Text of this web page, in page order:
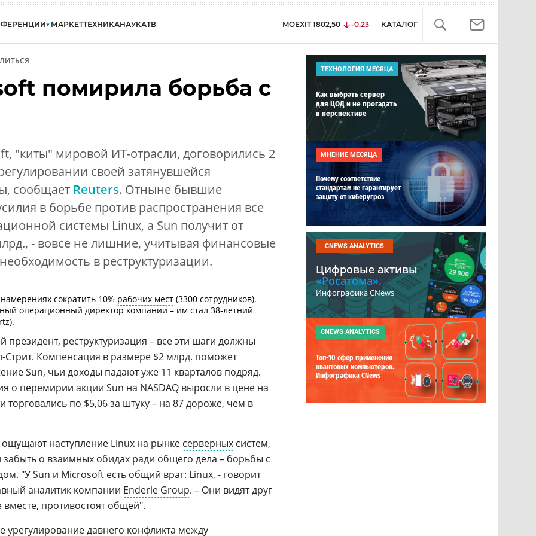
МАРКЕТТЕХНИКАНАУКАТВ MOEXIT 1802,50 -0,23 КАТАЛОГ
помирила борьба с
"киты" мировой ИТ-отрасли, договорились 2
своей затянувшейся
сообщает Reuters. Отныне бывшие
в борьбе против распространения все
системы Linux, а Sun получит от
- вовсе не лишние, учитывая финансовые
в реструктуризации.
сократить 10% рабочих мест (3300 сотрудников).
операционный директор компании – им стал 38-летний
президент, реструктуризация – все эти шаги должны
Стрит. Компенсация в размере $2 млрд. поможет
Sun, чьи доходы падают уже 11 кварталов подряд.
о перемирии акции Sun на NASDAQ выросли в цене на
торговались по $5,06 за штуку – на 87 дороже, чем в
наступление Linux на рынке серверных систем,
о взаимных обидах ради общего дела – борьбы с
. "У Sun и Microsoft есть общий враг: Linux, - говорит
аналитик компании Enderle Group. – Они видят друг
противостоят общей".
давнего конфликта между
ТЕХНОЛОГИЯ МЕСЯЦА
Как выбрать сервер
для ЦОД и не прогадать
в перспективе
МНЕНИЕ МЕСЯЦА
Почему соответствие
стандартам не гарантирует
защиту от киберугроз
CNEWS ANALYTICS
Цифровые активы
«Росатома».
Инфографика CNews
CNEWS ANALYTICS
Топ-10 сфер применения
квантовых компьютеров.
Инфографика CNews